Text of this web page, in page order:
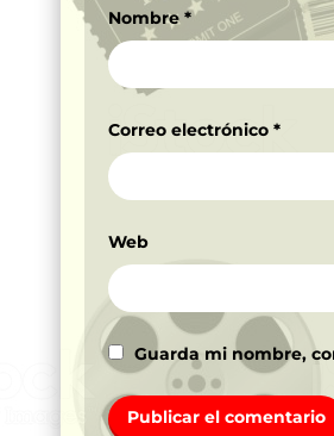
Nombre*
Correo electrónico *
Web
Guarda mi nombre,